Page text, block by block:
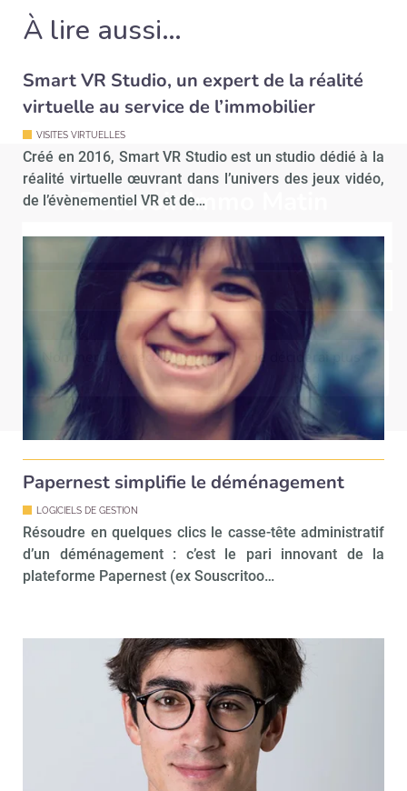
À lire aussi…
Smart VR Studio, un expert de la réalité
virtuelle au service de l’immobilier
VISITES VIRTUELLES
Créé en 2016, Smart VR Studio est un studio dédié à la
réalité virtuelle œuvrant dans l’univers des jeux vidéo,
de l’évènementiel VR et de…
Papernest simplifie le déménagement
LOGICIELS DE GESTION
Résoudre en quelques clics le casse-tête administratif
d’un déménagement : c’est le pari innovant de la
plateforme Papernest (ex Souscritoo…
Recevoir Immo Matin
Valider
Non merci, je reçois déjà
Je déciderai plus
tard